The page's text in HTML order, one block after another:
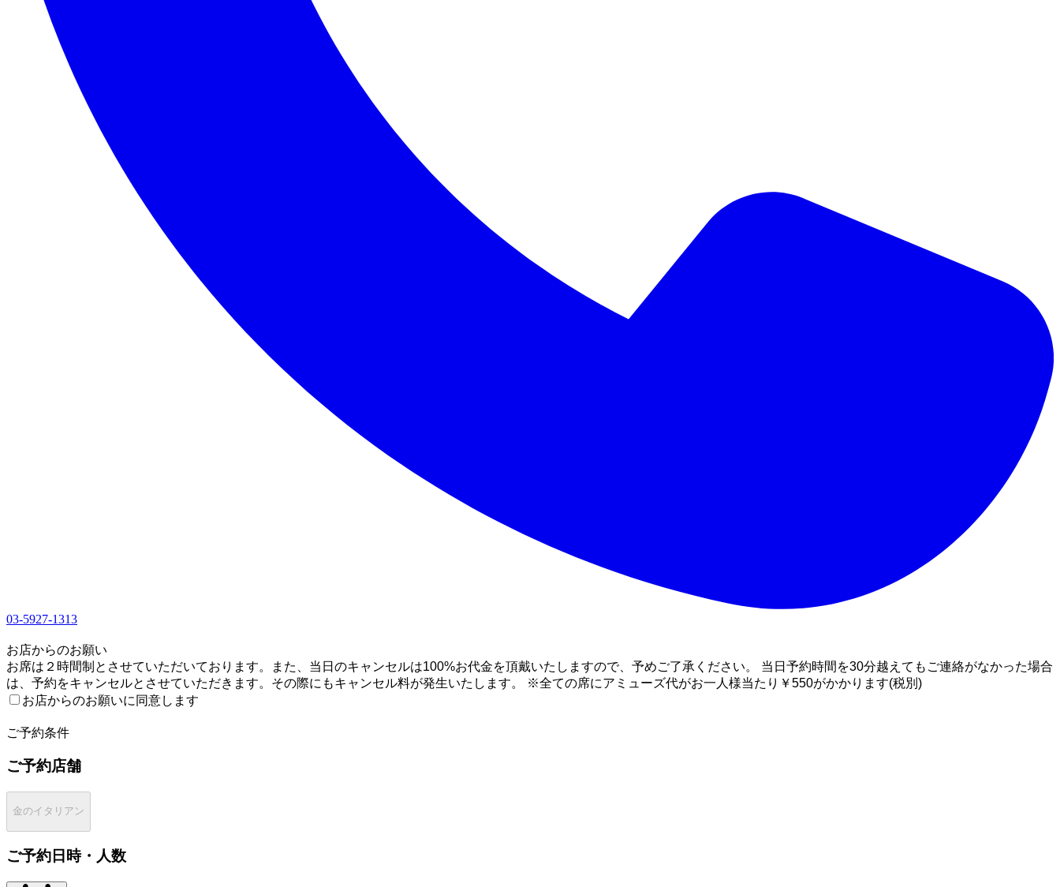
03-5927-1313
お店からのお願い
お席は２時間制とさせていただいております。また、当日のキャンセルは100%お代金を頂戴いたしますので、予めご了承ください。 当日予約時間を30分越えてもご連絡がなかった場合
は、予約をキャンセルとさせていただきます。その際にもキャンセル料が発生いたします。 ※全ての席にアミューズ代がお一人様当たり￥550がかかります(税別)
お店からのお願いに同意します
ご予約条件
ご予約店舗
金のイタリアン
ご予約日時・人数